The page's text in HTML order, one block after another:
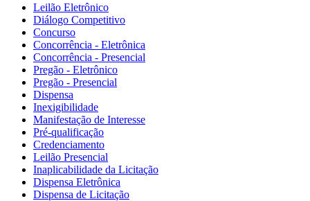
Leilão Eletrônico
Diálogo Competitivo
Concurso
Concorrência - Eletrônica
Concorrência - Presencial
Pregão - Eletrônico
Pregão - Presencial
Dispensa
Inexigibilidade
Manifestação de Interesse
Pré-qualificação
Credenciamento
Leilão Presencial
Inaplicabilidade da Licitação
Dispensa Eletrônica
Dispensa de Licitação